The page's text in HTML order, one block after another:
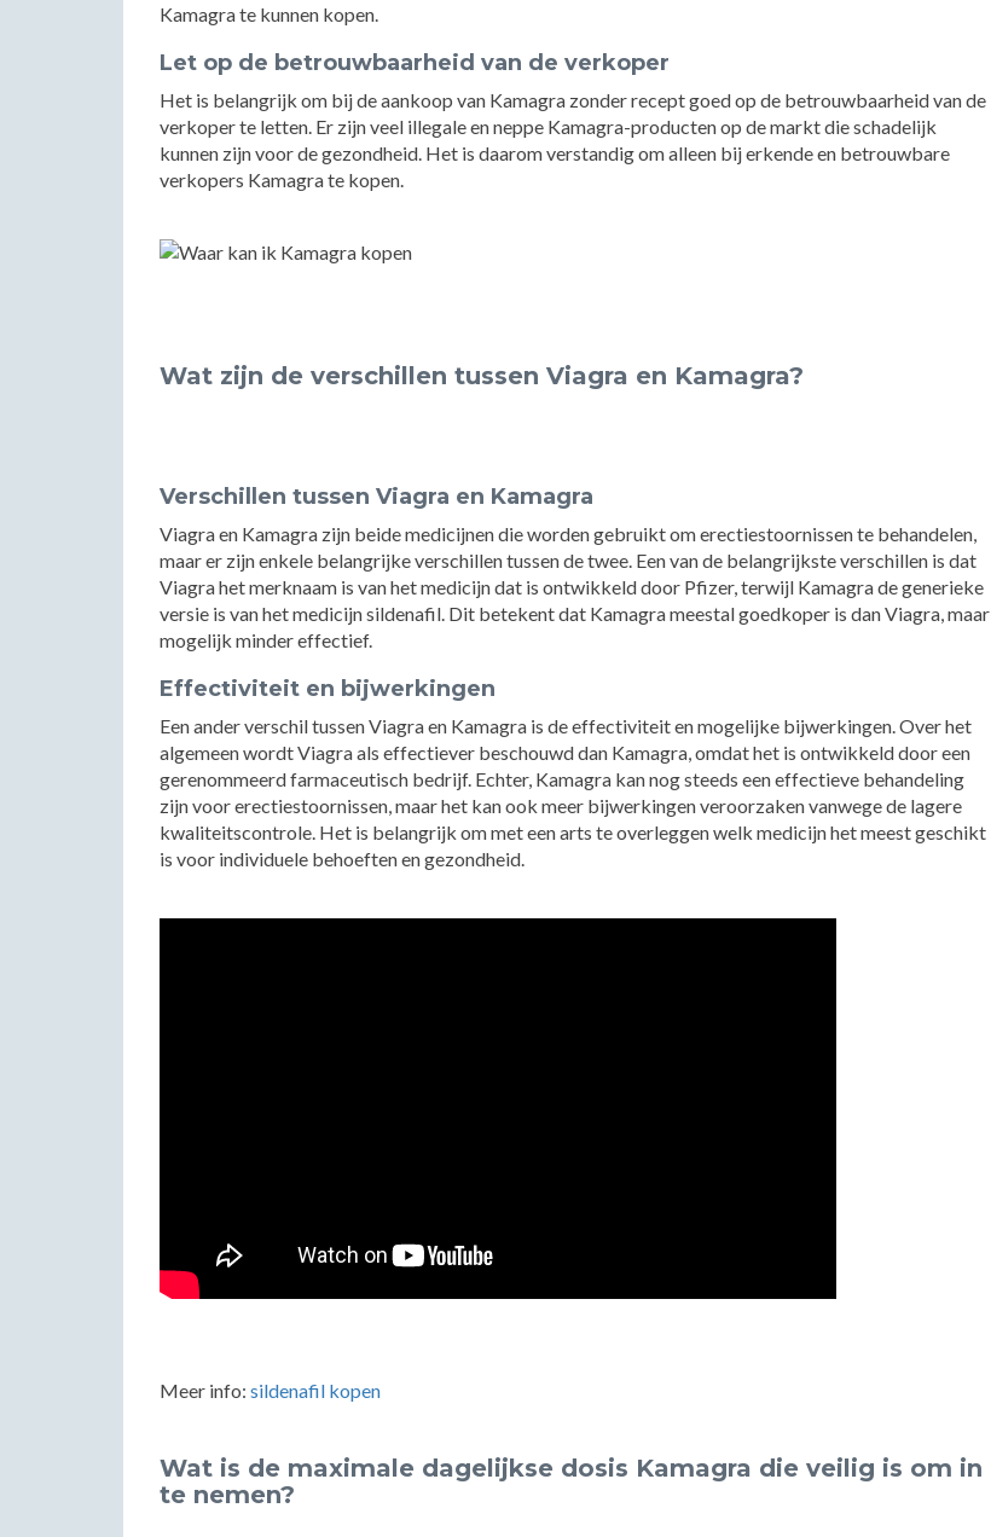
Kamagra te kunnen kopen.
Let op de betrouwbaarheid van de verkoper
Het is belangrijk om bij de aankoop van Kamagra zonder recept goed op de betrouwbaarheid van de
verkoper te letten. Er zijn veel illegale en neppe Kamagra-producten op de markt die schadelijk
kunnen zijn voor de gezondheid. Het is daarom verstandig om alleen bij erkende en betrouwbare
verkopers Kamagra te kopen.
Wat zijn de verschillen tussen Viagra en Kamagra?
Verschillen tussen Viagra en Kamagra
Viagra en Kamagra zijn beide medicijnen die worden gebruikt om erectiestoornissen te behandelen,
maar er zijn enkele belangrijke verschillen tussen de twee. Een van de belangrijkste verschillen is dat
Viagra het merknaam is van het medicijn dat is ontwikkeld door Pfizer, terwijl Kamagra de generieke
versie is van het medicijn sildenafil. Dit betekent dat Kamagra meestal goedkoper is dan Viagra, maar
mogelijk minder effectief.
Effectiviteit en bijwerkingen
Een ander verschil tussen Viagra en Kamagra is de effectiviteit en mogelijke bijwerkingen. Over het
algemeen wordt Viagra als effectiever beschouwd dan Kamagra, omdat het is ontwikkeld door een
gerenommeerd farmaceutisch bedrijf. Echter, Kamagra kan nog steeds een effectieve behandeling
zijn voor erectiestoornissen, maar het kan ook meer bijwerkingen veroorzaken vanwege de lagere
kwaliteitscontrole. Het is belangrijk om met een arts te overleggen welk medicijn het meest geschikt
is voor individuele behoeften en gezondheid.
Meer info: sildenafil kopen
Wat is de maximale dagelijkse dosis Kamagra die veilig is om in
te nemen?